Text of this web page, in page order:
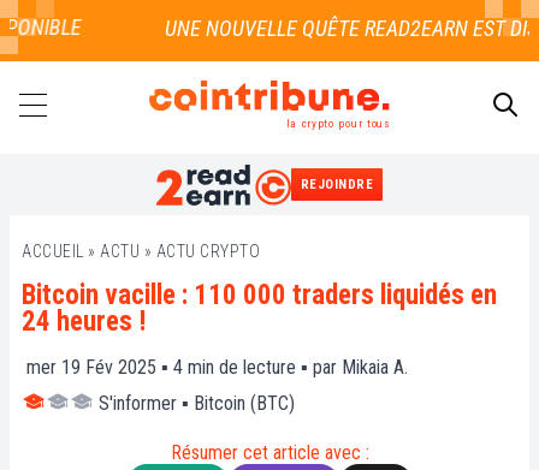
la crypto pour tous
REJOINDRE
ACCUEIL » ACTU » ACTU CRYPTO
Bitcoin vacille : 110 000 traders liquidés en
24 heures !
mer 19 Fév 2025 ▪ 4 min de lecture ▪ par Mikaia A.
S'informer ▪ Bitcoin (BTC)
Résumer cet article avec :